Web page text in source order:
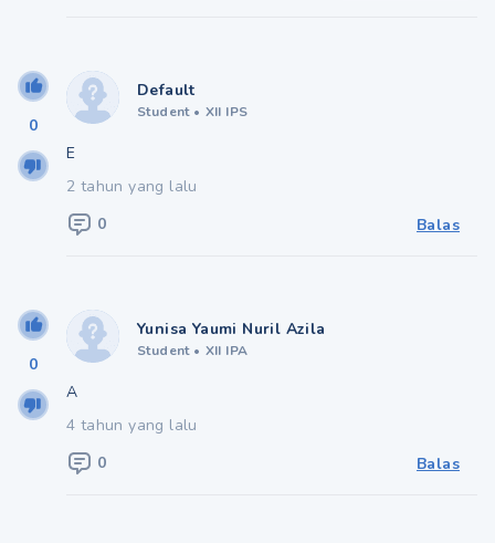
0
Default
Student • XII IPS
E
2 tahun yang lalu
0
Balas
0
Yunisa Yaumi Nuril Azila
Student • XII IPA
A
4 tahun yang lalu
0
Balas